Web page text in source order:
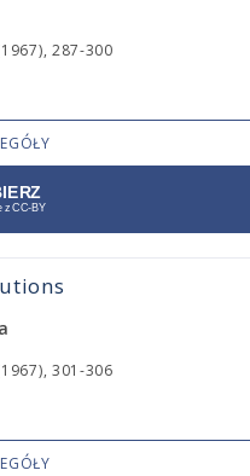
287-300
301-306